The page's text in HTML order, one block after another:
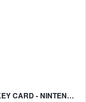
DESTROY ALL HUMANS! 2 - REPROBED - GAME-KEY CARD - NINTENDO SWITCH 2